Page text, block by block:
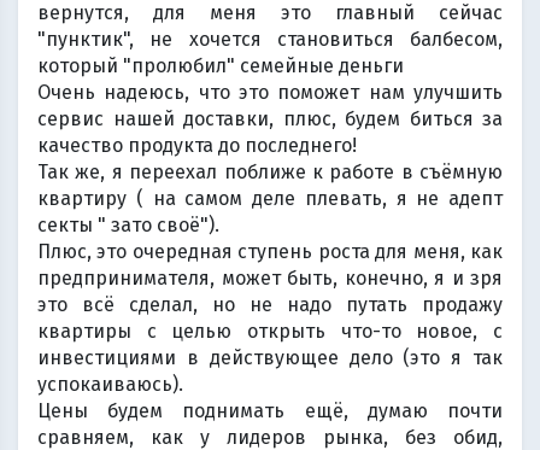
вернутся, для меня это главный сейчас
"пунктик", не хочется становиться балбесом,
который "пролюбил" семейные деньги
Очень надеюсь, что это поможет нам улучшить
сервис нашей доставки, плюс, будем биться за
качество продукта до последнего!
Так же, я переехал поближе к работе в съёмную
квартиру ( на самом деле плевать, я не адепт
секты " зато своё").
Плюс, это очередная ступень роста для меня, как
предпринимателя, может быть, конечно, я и зря
это всё сделал, но не надо путать продажу
квартиры с целью открыть что-то новое, с
инвестициями в действующее дело (это я так
успокаиваюсь).
Цены будем поднимать ещё, думаю почти
сравняем, как у лидеров рынка, без обид,